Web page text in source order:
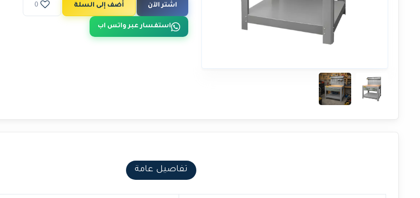
اشتر الآن أضف إلى السلة 0
استفسار عبر واتس اب
تفاصيل عامة